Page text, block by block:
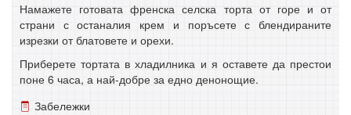
Намажете готовата френска селска торта от горе и от
страни с останалия крем и поръсете с блендираните
изрезки от блатовете и орехи.
Приберете тортата в хладилника и я оставете да престои
поне 6 часа, а най-добре за едно денонощие.
Забележки